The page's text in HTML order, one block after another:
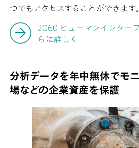
つでもアクセスすることができます。
2060 ヒューマンインター
らに詳しく
分析データを年中無休でモ
場などの企業資産を保護